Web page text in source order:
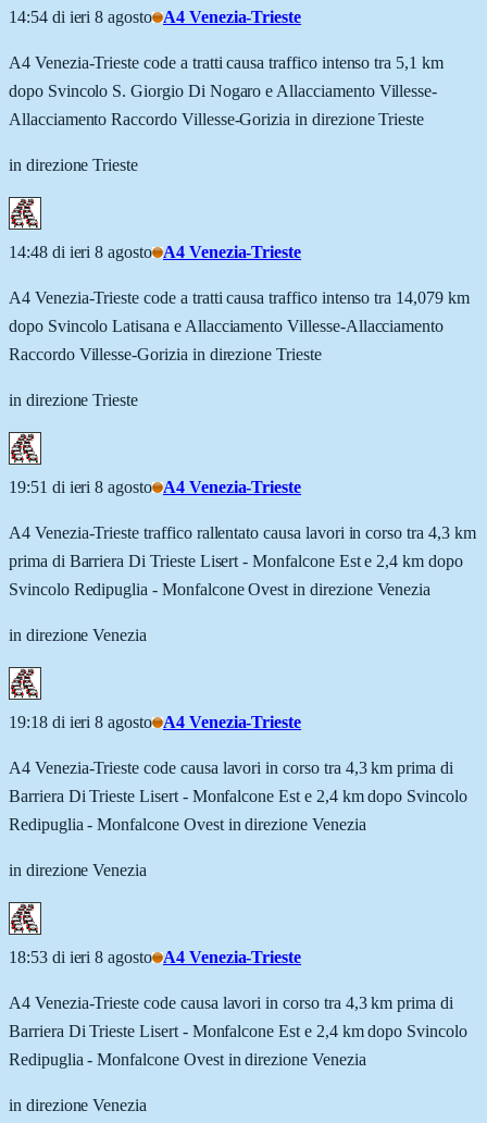
14:54 di ieri 8 agosto A4 Venezia-Trieste
A4 Venezia-Trieste code a tratti causa traffico intenso tra 5,1 km
dopo Svincolo S. Giorgio Di Nogaro e Allacciamento Villesse-
Allacciamento Raccordo Villesse-Gorizia in direzione Trieste
in direzione Trieste
14:48 di ieri 8 agosto A4 Venezia-Trieste
A4 Venezia-Trieste code a tratti causa traffico intenso tra 14,079 km
dopo Svincolo Latisana e Allacciamento Villesse-Allacciamento
Raccordo Villesse-Gorizia in direzione Trieste
in direzione Trieste
19:51 di ieri 8 agosto A4 Venezia-Trieste
A4 Venezia-Trieste traffico rallentato causa lavori in corso tra 4,3 km
prima di Barriera Di Trieste Lisert - Monfalcone Est e 2,4 km dopo
Svincolo Redipuglia - Monfalcone Ovest in direzione Venezia
in direzione Venezia
19:18 di ieri 8 agosto A4 Venezia-Trieste
A4 Venezia-Trieste code causa lavori in corso tra 4,3 km prima di
Barriera Di Trieste Lisert - Monfalcone Est e 2,4 km dopo Svincolo
Redipuglia - Monfalcone Ovest in direzione Venezia
in direzione Venezia
18:53 di ieri 8 agosto A4 Venezia-Trieste
A4 Venezia-Trieste code causa lavori in corso tra 4,3 km prima di
Barriera Di Trieste Lisert - Monfalcone Est e 2,4 km dopo Svincolo
Redipuglia - Monfalcone Ovest in direzione Venezia
in direzione Venezia